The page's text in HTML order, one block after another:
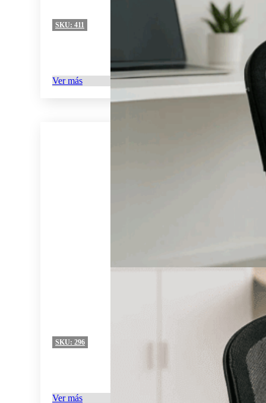
SKU: 411
Ver más
SKU: 296
Ver más